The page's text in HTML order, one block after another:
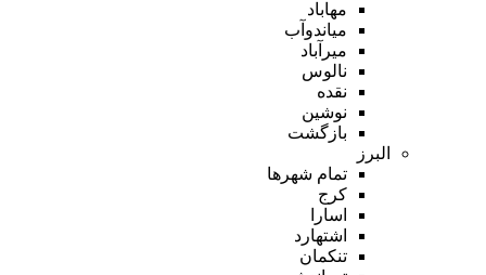
مهاباد
میاندوآب
میرآباد
نالوس
نقده
نوشین
بازگشت
البرز
تمام شهر‌ها
کرج
اسارا
اشتهارد
تنکمان